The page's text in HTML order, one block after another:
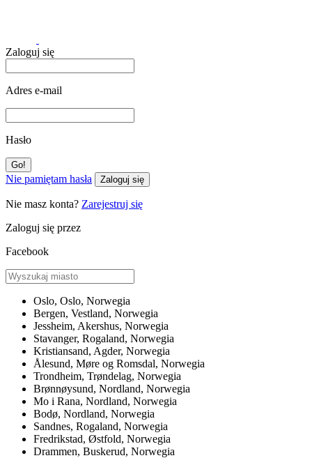
Zaloguj się
Adres e-mail
Hasło
Nie pamiętam hasła Zaloguj się
Nie masz konta? Zarejestruj się
Zaloguj się przez
Facebook
Oslo, Oslo, Norwegia
Bergen, Vestland, Norwegia
Jessheim, Akershus, Norwegia
Stavanger, Rogaland, Norwegia
Kristiansand, Agder, Norwegia
Ålesund, Møre og Romsdal, Norwegia
Trondheim, Trøndelag, Norwegia
Brønnøysund, Nordland, Norwegia
Mo i Rana, Nordland, Norwegia
Bodø, Nordland, Norwegia
Sandnes, Rogaland, Norwegia
Fredrikstad, Østfold, Norwegia
Drammen, Buskerud, Norwegia